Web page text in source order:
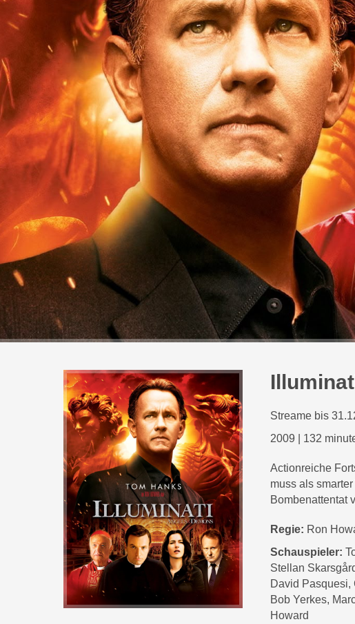
Streame bis
2009
132
Actionreiche
muss als
Bombenattentat
Regie: Ron
Schauspieler:
Stellan
David Pasquesi,
Bob Yerkes,
Howard